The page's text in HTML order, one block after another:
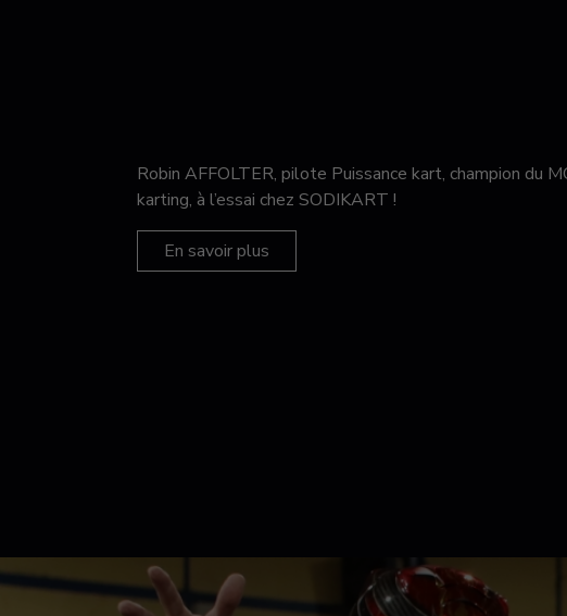
Robin AFFOLTER, pilote Puissance kart, champion du
karting, à l’essai chez SODIKART !
En savoir plus